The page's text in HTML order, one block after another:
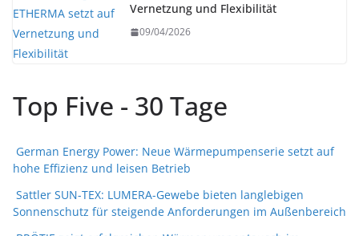
Vernetzung und Flexibilität
09/04/2026
Top Five - 30 Tage
German Energy Power: Neue Wärmepumpenserie setzt auf
hohe Effizienz und leisen Betrieb
Sattler SUN-TEX: LUMERA-Gewebe bieten langlebigen
Sonnenschutz für steigende Anforderungen im Außenbereich